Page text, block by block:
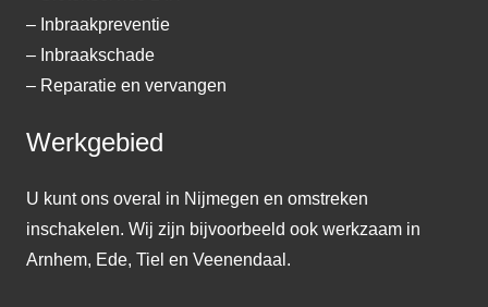
– Inbraakpreventie
– Inbraakschade
– Reparatie en vervangen
Werkgebied
U kunt ons overal in Nijmegen en omstreken
inschakelen. Wij zijn bijvoorbeeld ook werkzaam in
Arnhem, Ede, Tiel en Veenendaal.